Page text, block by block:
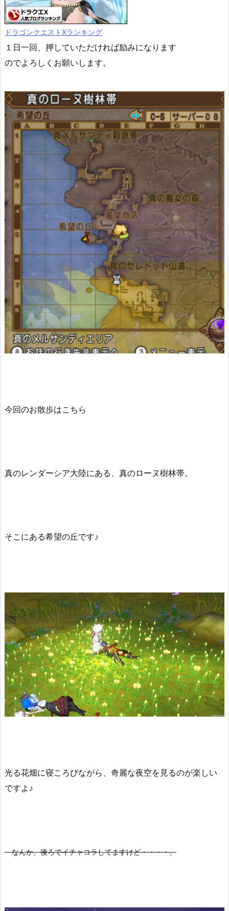
ドラゴンクエストXランキング
１日一回、押していただければ励みになります
のでよろしくお願いします。
今回のお散歩はこちら
真のレンダーシア大陸にある、真のローヌ樹林帯。
そこにある希望の丘です♪
光る花畑に寝ころびながら、奇麗な夜空を見るのが楽しい
ですよ♪
なんか、後ろでイチャコラしてますけど・・・・。